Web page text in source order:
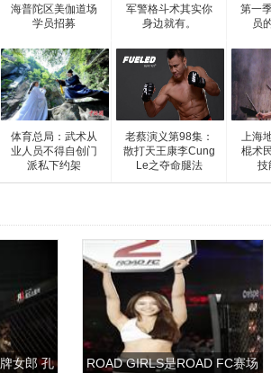
海普陀区美伽道场
学员招募
军警格斗术其实你
身边就有。
第一
员
体育总局：武术从
业人员不得自创门
派私下约架
老蔡演义第98集：
散打天王康李Cung
Le之夺命腿法
上海
棍术
技
女郎 孔
ROAD GIRLS是ROAD FC赛场